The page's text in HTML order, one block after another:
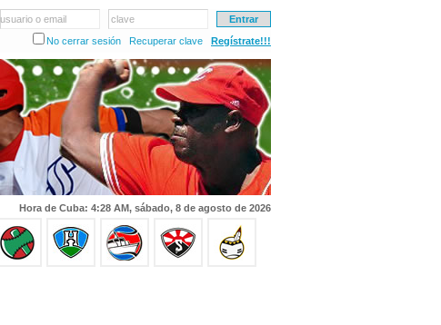
usuario o email
clave
No cerrar sesión
Recuperar clave Regístrate!!!
Hora de Cuba: 4:28 AM, sábado, 8 de agosto de 2026